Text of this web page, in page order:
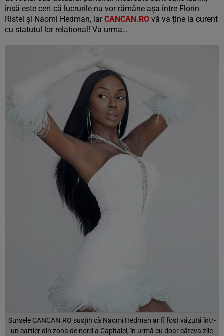
însă este cert că lucrurile nu vor rămâne așa între Florin
Ristei și Naomi Hedman, iar CANCAN.RO vă va ține la curent
cu statutul lor relațional! Va urma…
Sursele CANCAN.RO susțin că Naomi Hedman ar fi fost văzută într-
un cartier din zona de nord a Capitalei, în urmă cu doar câteva zile